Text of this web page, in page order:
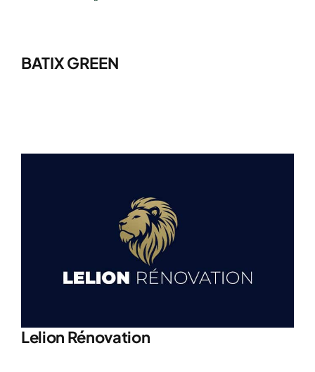
BATIX GREEN
Lelion Rénovation